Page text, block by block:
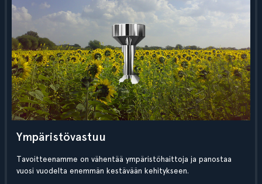
Ympäristövastuu
Tavoitteenamme on vähentää ympäristöhaittoja ja panostaa
vuosi vuodelta enemmän kestävään kehitykseen.